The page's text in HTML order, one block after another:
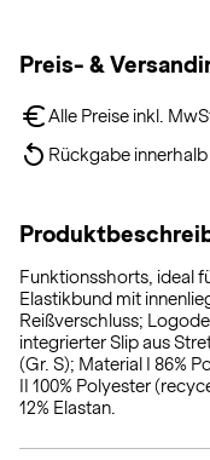
Preis- &
Alle Preise inkl.
Rückgabe
Funktionsshorts, ideal
Elastikbund mit
Reißverschluss;
integrierter Slip aus
(Gr. S); Material I 86%
II 100% Polyester
12% Elastan.